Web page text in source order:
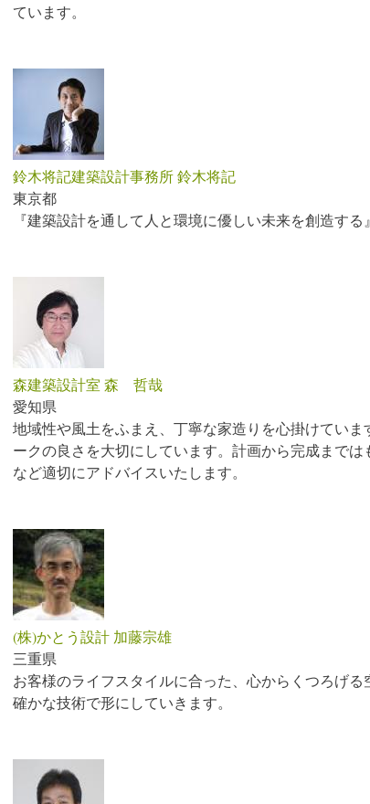
ています。
鈴木将記建築設計事務所 鈴木将記
東京都
『建築設計を通して人と環境に優しい未来を創造する』
森建築設計室 森 哲哉
愛知県
地域性や風土をふまえ、丁寧な家造りを心掛けてい
ークの良さを大切にしています。計画から完成まで
など適切にアドバイスいたします。
(株)かとう設計 加藤宗雄
三重県
お客様のライフスタイルに合った、心からくつろげる
確かな技術で形にしていきます。